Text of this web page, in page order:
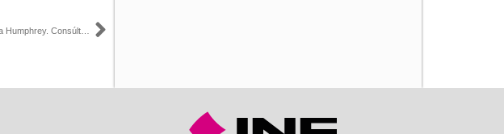
Siguiente